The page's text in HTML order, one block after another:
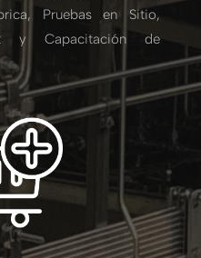
Pruebas en Sitio,
y Capacitación de